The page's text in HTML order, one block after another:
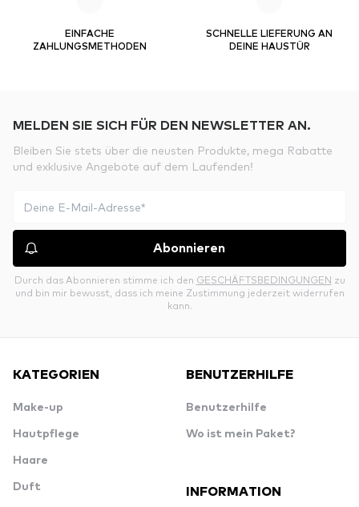
EINFACHE
ZAHLUNGSMETHODEN
SCHNELLE LIEFERUNG AN
DEINE HAUSTÜR
MELDEN SIE SICH FÜR DEN NEWSLETTER AN.
Bleiben Sie stets über die neusten Produkte, mega Rabatte
und exklusive Angebote auf dem Laufenden!
Abonnieren
Durch das Abonnieren stimme ich den GESCHÄFTSBEDINGUNGEN zu
und bin mir bewusst, dass ich meine Zustimmung jederzeit widerrufen
kann.
KATEGORIEN
Make-up
Hautpflege
Haare
Duft
BENUTZERHILFE
Benutzerhilfe
Wo ist mein Paket?
INFORMATION